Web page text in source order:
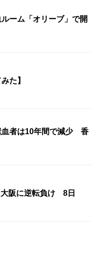
ーム「オリーブ」で開
た】
者は10年間で減少 香
阪に逆転負け 8日